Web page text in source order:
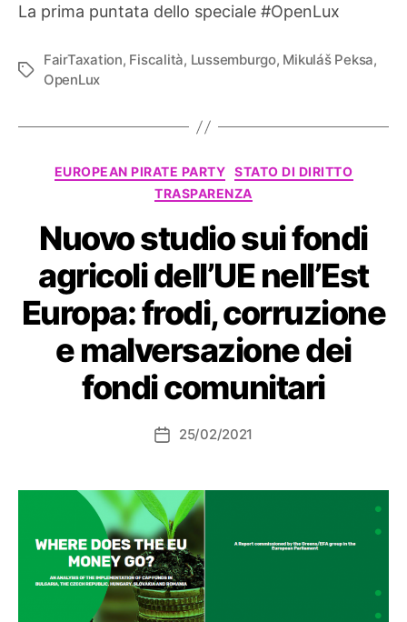
La prima puntata dello speciale #OpenLux
Tag
FairTaxation, Fiscalità, Lussemburgo, Mikuláš Peksa,
OpenLux
Categorie
EUROPEAN PIRATE PARTY
STATO DI DIRITTO
TRASPARENZA
Nuovo studio sui fondi
agricoli dell’UE nell’Est
Europa: frodi, corruzione
e malversazione dei
fondi comunitari
Data25/02/2021